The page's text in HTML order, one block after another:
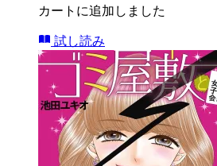
カートに追加しました
試し読み